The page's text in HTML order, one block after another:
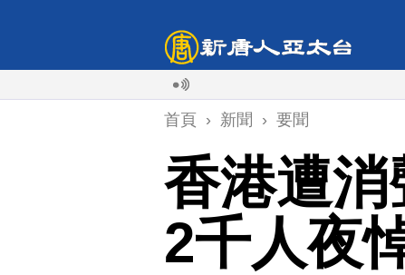
首頁 › 新聞 › 要聞
香港遭
2千人夜